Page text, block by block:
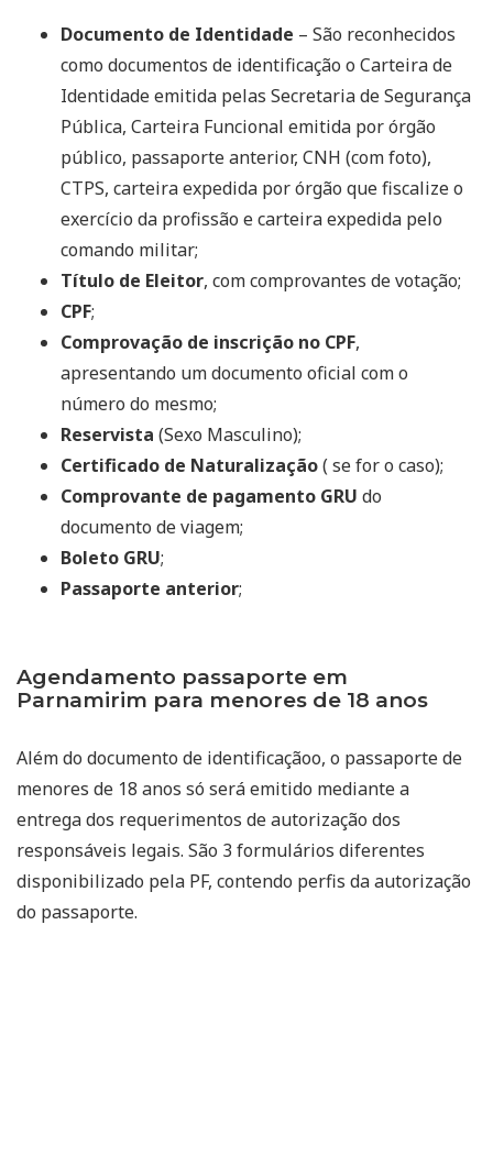
Documento de Identidade – São reconhecidos
como documentos de identificação o Carteira de
Identidade emitida pelas Secretaria de Segurança
Pública, Carteira Funcional emitida por órgão
público, passaporte anterior, CNH (com foto),
CTPS, carteira expedida por órgão que fiscalize o
exercício da profissão e carteira expedida pelo
comando militar;
Título de Eleitor, com comprovantes de votação;
CPF;
Comprovação de inscrição no CPF,
apresentando um documento oficial com o
número do mesmo;
Reservista (Sexo Masculino);
Certificado de Naturalização( se for o caso);
Comprovante de pagamento GRU do
documento de viagem;
Boleto GRU;
Passaporte anterior;
Agendamento passaporte em
Parnamirim para menores de 18 anos
Além do documento de identificaçãoo, o passaporte de
menores de 18 anos só será emitido mediante a
entrega dos requerimentos de autorização dos
responsáveis legais. São 3 formulários diferentes
disponibilizado pela PF, contendo perfis da autorização
do passaporte.